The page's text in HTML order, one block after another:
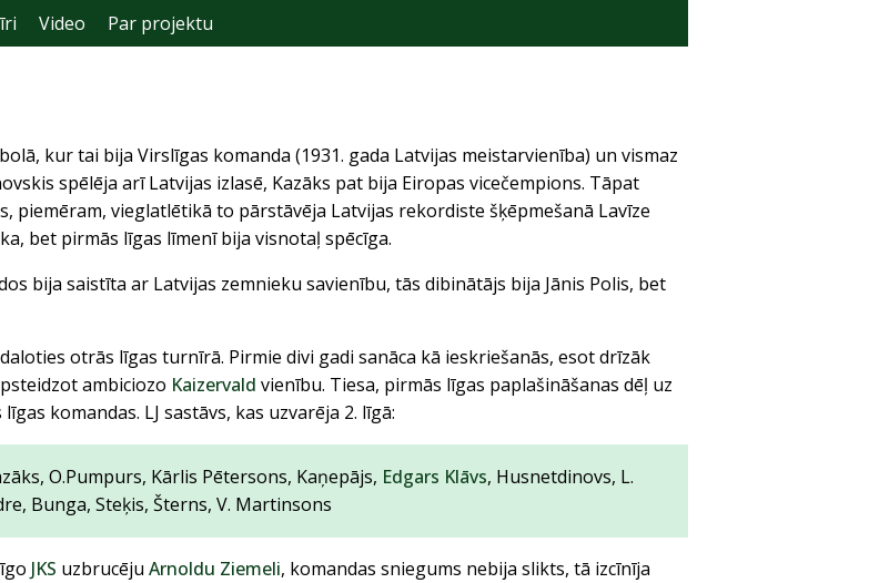
Video Par projektu
kur tai bija Virslīgas komanda (1931. gada Latvijas meistarvienība) un vismaz
spēlēja arī Latvijas izlasē, Kazāks pat bija Eiropas vicečempions. Tāpat
piemēram, vieglatlētikā to pārstāvēja Latvijas rekordiste šķēpmešanā Lavīze
bet pirmās līgas līmenī bija visnotaļ spēcīga.
bija saistīta ar Latvijas zemnieku savienību, tās dibinātājs bija Jānis Polis, bet
otrās līgas turnīrā. Pirmie divi gadi sanāca kā ieskriešanās, esot drīzāk
ambiciozo Kaizervald vienību. Tiesa, pirmās līgas paplašināšanas dēļ uz
komandas. LJ sastāvs, kas uzvarēja 2. līgā:
O.Pumpurs, Kārlis Pētersons, Kaņepājs, Edgars Klāvs, Husnetdinovs, L.
Bunga, Steķis, Šterns, V. Martinsons
JKS uzbrucēju Arnoldu Ziemeli, komandas sniegums nebija slikts, tā izcīnīja